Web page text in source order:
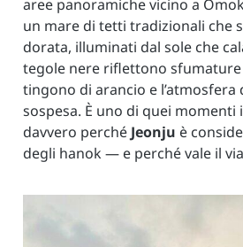
aree panoramiche vicino a
un mare di tetti tradizionali che
dorata, illuminati dal sole che
tegole nere riflettono sfumature
tingono di arancio e l’atmosfera
sospesa. È uno di quei momenti
davvero perché Jeonju è
degli hanok — e perché vale il